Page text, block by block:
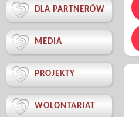
 DLA PARTNERÓW
 MEDIA
 PROJEKTY
 WOLONTARIAT